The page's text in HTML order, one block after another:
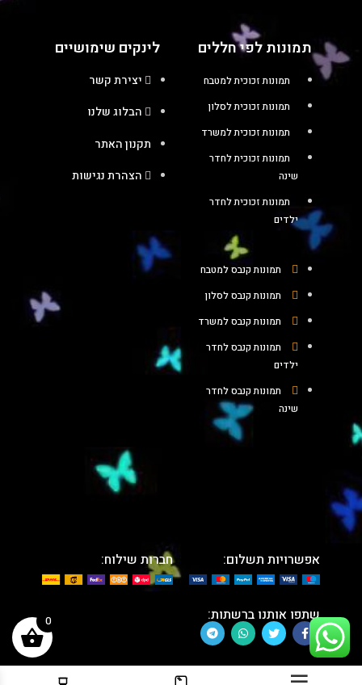
תמונות לפי חללים
תמונות זכוכית למטבח
תמונות זכוכית לסלון
תמונות זכוכית למשרד
תמונות זכוכית לחדר
שינה
תמונות זכוכית לחדר
ילדים
תמונות קנבס למטבח
תמונות קנבס לסלון
תמונות קנבס למשרד
תמונות קנבס לחדר
ילדים
תמונות קנבס לחדר
שינה
לינקים שימושיים
יצירת קשר
הבלוג שלנו
תקנון האתר
הצהרת נגישות
אפשרויות תשלום: חברות שילוח:
שתפו אותנו ברשתות: 0